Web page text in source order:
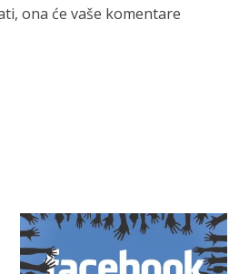
ona će vaše komentare